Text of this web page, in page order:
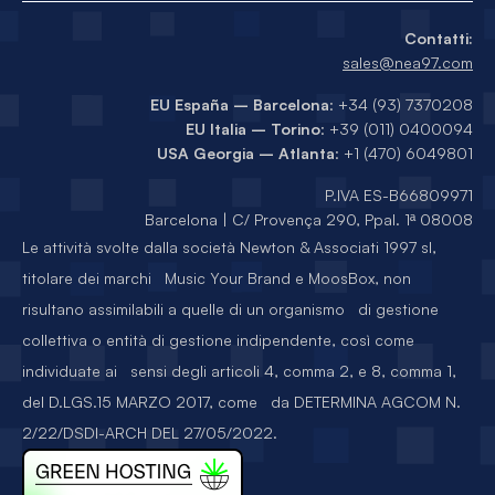
Le attività svolte dalla società Newton & Associati 1997 sl,
titolare dei marchi Music Your Brand e MoosBox, non
risultano assimilabili a quelle di un organismo di gestione
collettiva o entità di gestione indipendente, così come
individuate ai sensi degli articoli 4, comma 2, e 8, comma 1,
del D.LGS.15 MARZO 2017, come da DETERMINA AGCOM N.
2/22/DSDI-ARCH DEL 27/05/2022.
Contatti:
sales@nea97.com
EU España – Barcelona: +34 (93) 7370208
EU Italia – Torino: +39 (011) 0400094
USA Georgia – Atlanta: +1 (470) 6049801
P.IVA ES-B66809971
Barcelona | C/ Provença 290, Ppal. 1ª 08008